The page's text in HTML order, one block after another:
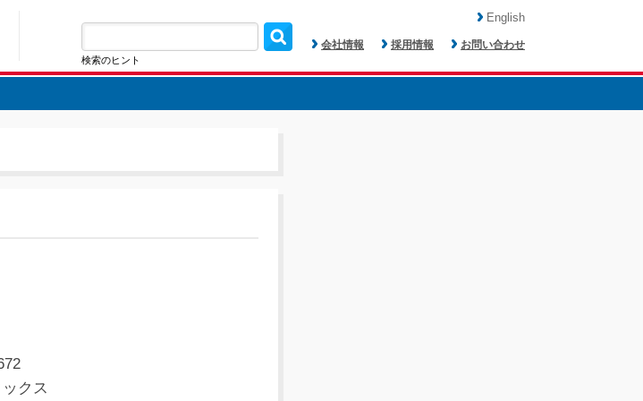
検索のヒント
会社情報 採用情報 お問い合わせ
English
クス